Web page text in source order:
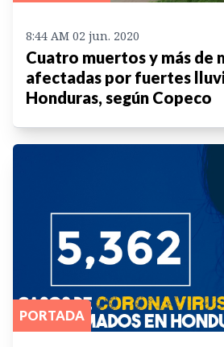
8:44 AM 02 jun. 2020
Cuatro muertos y más de
afectadas por fuertes
Honduras, según Copeco
PORTADA